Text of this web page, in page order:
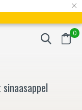
×
0
Vaak volgende